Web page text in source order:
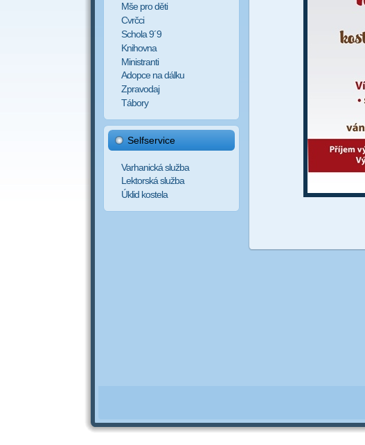
Mše pro děti
Cvrčci
Schola 9´9
Knihovna
Ministranti
Adopce na dálku
Zpravodaj
Tábory
Selfservice
Varhanická služba
Lektorská služba
Úklid kostela